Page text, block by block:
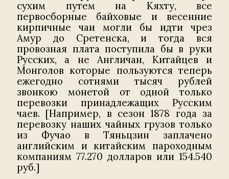
сухим путем на Кяхту, все
первосборные байховые и весенние
кирпичные чаи могли бы идти чрез
Амур до Сретенска, и тогда вся
провозная плата поступила бы в руки
Русских, а не Англичан, Китайцев и
Монголов которые пользуются теперь
ежегодно сотнями тысяч рублей
звонкою монетой от одной только
перевозки принадлежащих Русским
чаев. [Например, в сезон 1878 года за
перевозку наших чайных грузов только
из Фучао в Тяньцзин заплачено
английским и китайским пароходным
компаниям 77.270 долларов или 154.540
руб.]